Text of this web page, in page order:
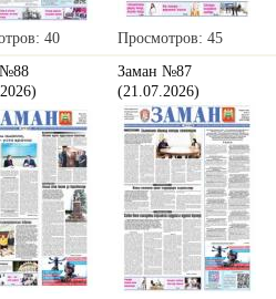
40
Просмотров: 45
Заман №87
(21.07.2026)